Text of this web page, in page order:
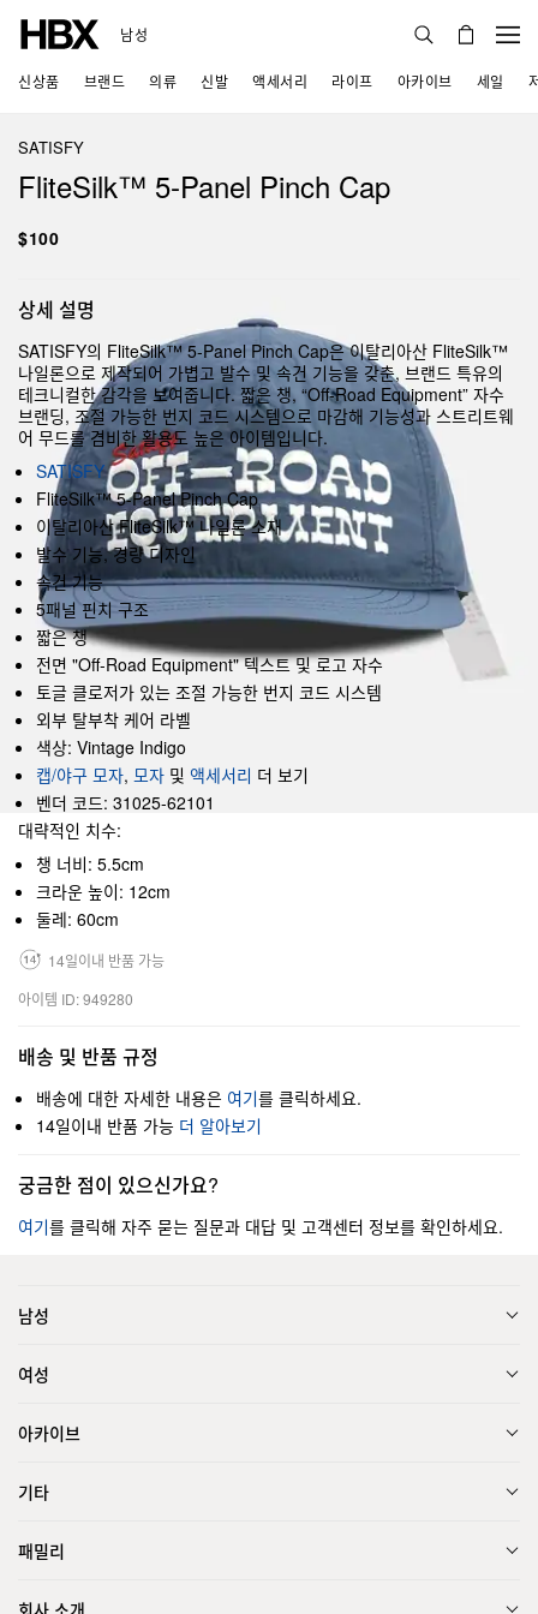
남성
신상품 브랜드 의류 신발 액세서리 라이프 아카이브 세일
SATISFY
FliteSilk™ 5‑Panel Pinch Cap
$100
상세 설명
SATISFY의 FliteSilk™ 5‑Panel Pinch Cap은 이탈리아산 FliteSilk™
나일론으로 제작되어 가볍고 발수 및 속건 기능을 갖춘, 브랜드 특유의
테크니컬한 감각을 보여줍니다. 짧은 챙, “Off-Road Equipment” 자수
브랜딩, 조절 가능한 번지 코드 시스템으로 마감해 기능성과 스트리트웨
어 무드를 겸비한 활용도 높은 아이템입니다.
SATISFY
FliteSilk™ 5‑Panel Pinch Cap
이탈리아산 FliteSilk™ 나일론 소재
발수 기능, 경량 디자인
속건 기능
5패널 핀치 구조
짧은 챙
전면 "Off-Road Equipment" 텍스트 및 로고 자수
토글 클로저가 있는 조절 가능한 번지 코드 시스템
외부 탈부착 케어 라벨
색상: Vintage Indigo
캡/야구 모자, 모자 및 액세서리 더 보기
벤더 코드: 31025-62101
대략적인 치수:
챙 너비: 5.5cm
크라운 높이: 12cm
둘레: 60cm
14일이내 반품 가능
아이템 ID: 949280
배송 및 반품 규정
배송에 대한 자세한 내용은 여기를 클릭하세요.
14일이내 반품 가능 더 알아보기
궁금한 점이 있으신가요?
여기를 클릭해 자주 묻는 질문과 대답 및 고객센터 정보를 확인하세요.
남성
여성
아카이브
기타
패밀리
회사 소개